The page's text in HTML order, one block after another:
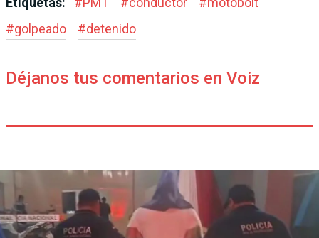
#golpeado #detenido
Déjanos tus comentarios en Voiz